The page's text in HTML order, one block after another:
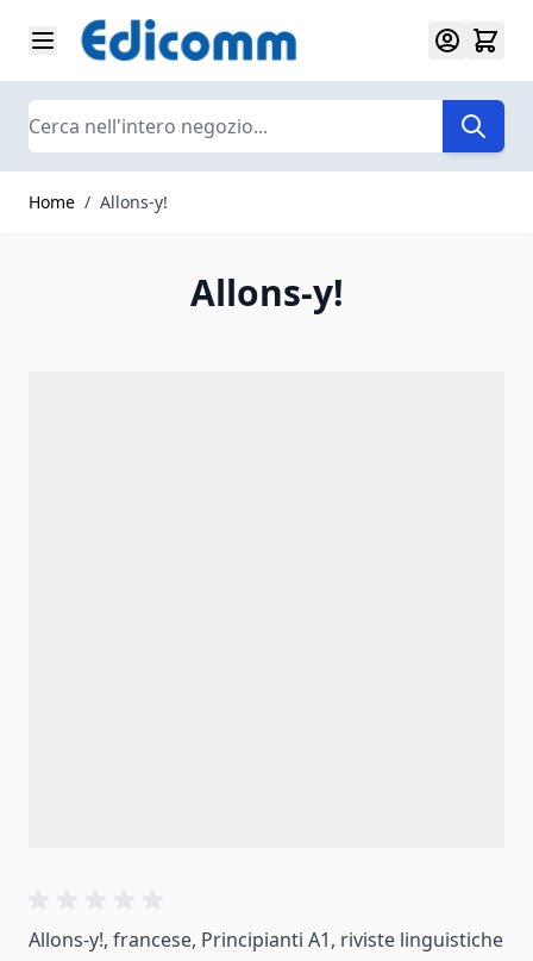
Salta al contenuto
Search
Home / Allons-y!
Allons-y!
Allons-y!, francese, Principianti A1, riviste linguistiche